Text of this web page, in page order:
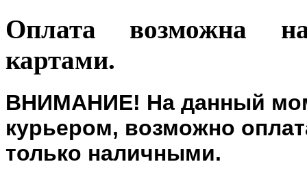
Оплата возможна
картами.
ВНИМАНИЕ! На данный
курьером, возможно
только наличными.